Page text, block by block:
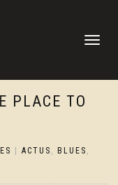
DÉPLIER
PLACE TO
ACTUS , BLUES ,